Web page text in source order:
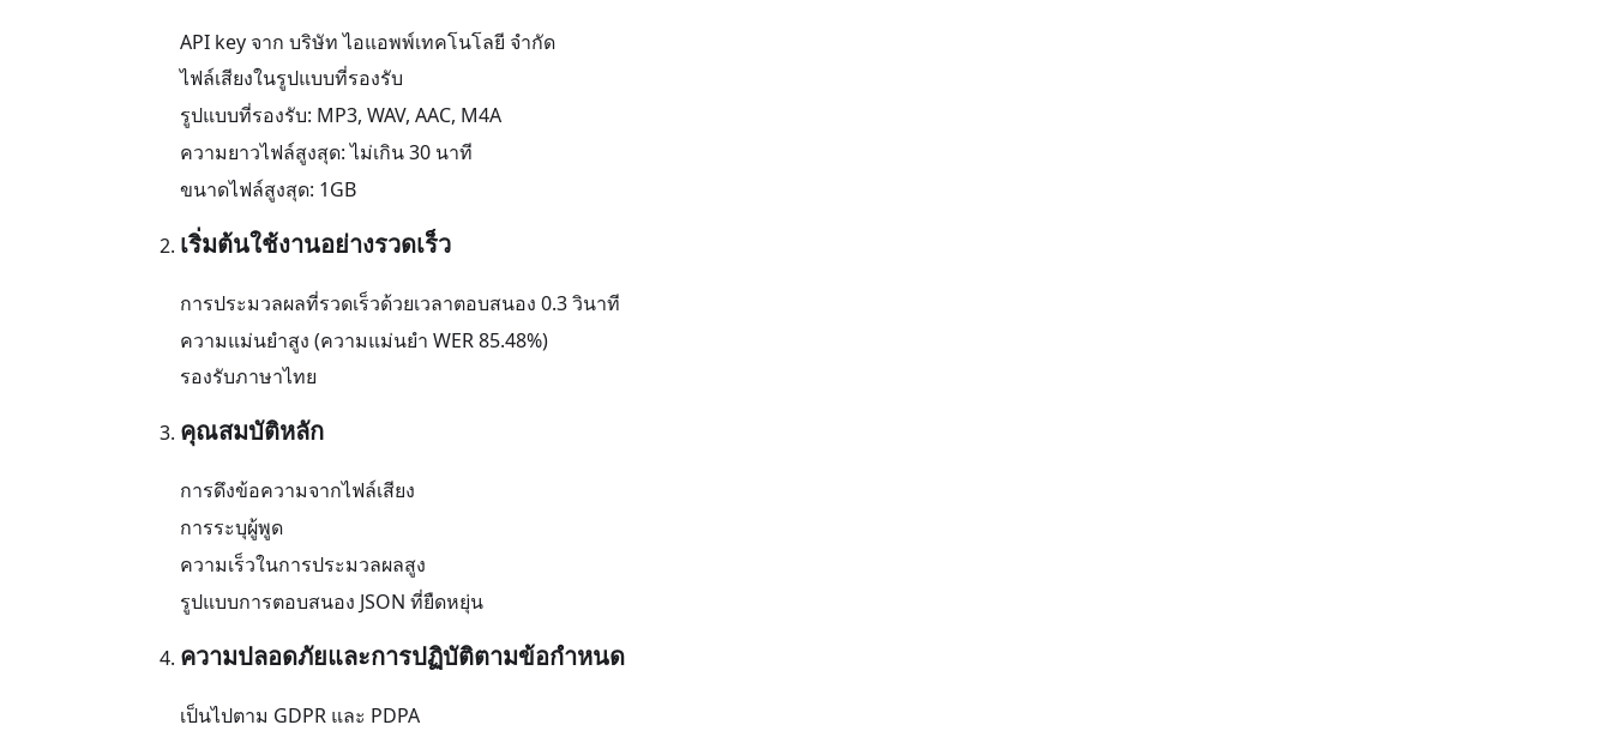
API key จาก บริษัท ไอแอพพ์เทคโนโลยี จำกัด
ไฟล์เสียงในรูปแบบที่รองรับ
รูปแบบที่รองรับ: MP3, WAV, AAC, M4A
ความยาวไฟล์สูงสุด: ไม่เกิน 30 นาที
ขนาดไฟล์สูงสุด: 1GB
เริ่มต้นใช้งานอย่างรวดเร็ว
การประมวลผลที่รวดเร็วด้วยเวลาตอบสนอง 0.3 วินาที
ความแม่นยำสูง (ความแม่นยำ WER 85.48%)
รองรับภาษาไทย
คุณสมบัติหลัก
การดึงข้อความจากไฟล์เสียง
การระบุผู้พูด
ความเร็วในการประมวลผลสูง
รูปแบบการตอบสนอง JSON ที่ยืดหยุ่น
ความปลอดภัยและการปฏิบัติตามข้อกำหนด
เป็นไปตาม GDPR และ PDPA